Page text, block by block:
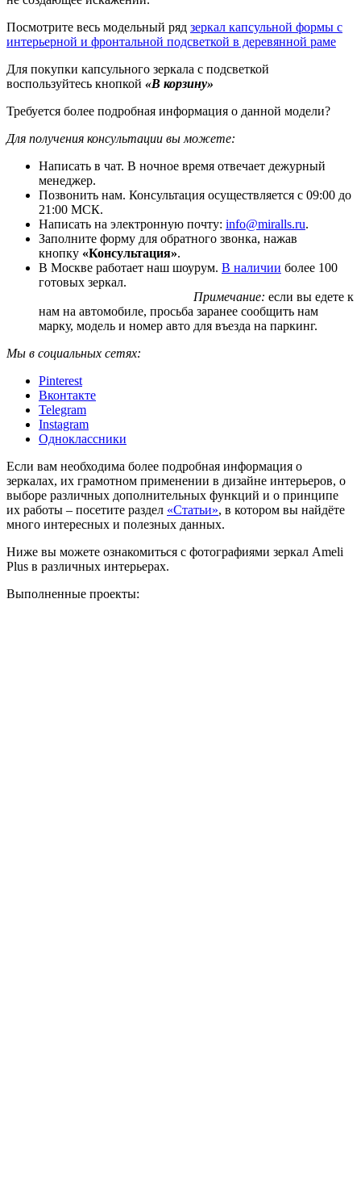
Посмотрите весь модельный ряд зеркал капсульной формы с
интерьерной и фронтальной подсветкой в деревянной раме
Для покупки капсульного зеркала с подсветкой
воспользуйтесь кнопкой «В корзину»
Требуется более подробная информация о данной модели?
Для получения консультации вы можете:
Написать в чат. В ночное время отвечает дежурный
менеджер.
Позвонить нам. Консультация осуществляется с 09:00 до
21:00 МСК.
Написать на электронную почту: info@miralls.ru.
Заполните форму для обратного звонка, нажав
кнопку «Консультация».
В Москве работает наш шоурум. В наличии более 100
готовых зеркал.
Примечание: если вы едете к
нам на автомобиле, просьба заранее сообщить нам
марку, модель и номер авто для въезда на паркинг.
Мы в социальных сетях:
Pinterest
Вконтакте
Telegram
Instagram
Одноклассники
Если вам необходима более подробная информация о
зеркалах, их грамотном применении в дизайне интерьеров, о
выборе различных дополнительных функций и о принципе
их работы – посетите раздел «Статьи», в котором вы найдёте
много интересных и полезных данных.
Ниже вы можете ознакомиться с фотографиями зеркал Ameli
Plus в различных интерьерах.
Выполненные проекты: